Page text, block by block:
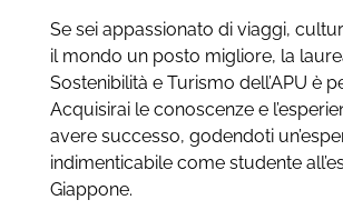
Se sei appassionato di viaggi,
il mondo un posto migliore, la
Sostenibilità e Turismo dell’APU è
Acquisirai le conoscenze e
avere successo, godendoti
indimenticabile come studente
Giappone.